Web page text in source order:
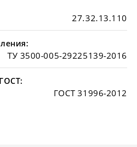
27.32.13.110
ТУ 3500-005-29225139-2016
ГОСТ 31996-2012